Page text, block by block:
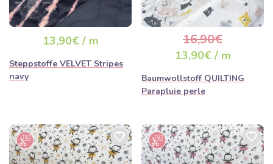
13,90€ / m
Steppstoffe VELVET Stripes
navy
16,90€
13,90€ / m
Baumwollstoff QUILTING
Parapluie perle